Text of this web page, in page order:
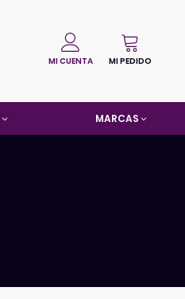
MI CUENTA MI PEDIDO
MARCAS